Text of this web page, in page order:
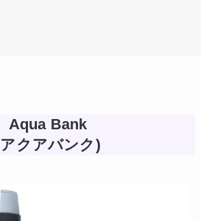
Aqua Bank
クアバンク)